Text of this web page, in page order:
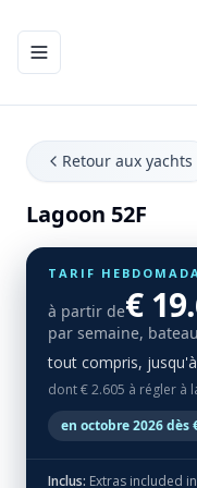
Ouvrir/fermer le
Retour aux yachts
Lagoon 52F
TARIF
à partir de€
par semaine,
tout compris,
dont € 2.605 à régler à
en octobre 2026 dès
Inclus: Extras included